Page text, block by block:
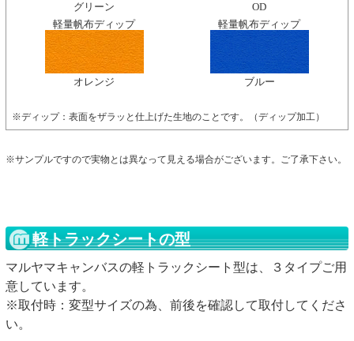
グリーン
OD
軽量帆布ディップ
オレンジ
軽量帆布ディップ
ブルー
※ディップ：表面をザラッと仕上げた生地のことです。（ディップ加工）
※サンプルですので実物とは異なって見える場合がございます。ご了承下さい。
軽トラックシートの型
マルヤマキャンバスの軽トラックシート型は、３タイプご用
意しています。
※取付時：変型サイズの為、前後を確認して取付してくださ
い。